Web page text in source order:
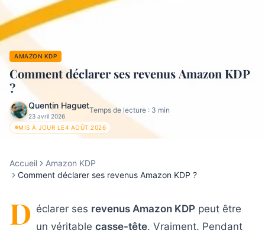
AMAZON KDP
Comment déclarer ses revenus Amazon KDP
?
Quentin Haguet
23 avril 2026
Temps de lecture : 3 min
MIS À JOUR LE4 AOÛT 2026
Accueil
Amazon KDP
Comment déclarer ses revenus Amazon KDP ?
D éclarer ses revenus Amazon KDP peut être
un véritable casse-tête. Vraiment. Pendant